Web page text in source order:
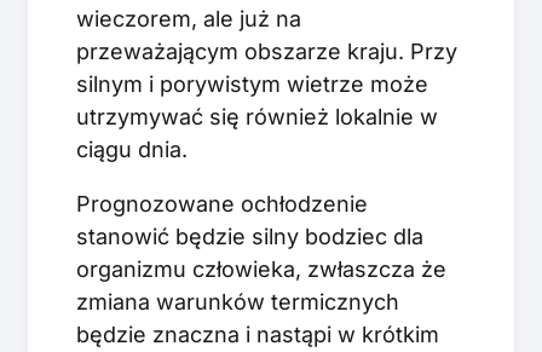
wieczorem, ale już na
przeważającym obszarze kraju. Przy
silnym i porywistym wietrze może
utrzymywać się również lokalnie w
ciągu dnia.
Prognozowane ochłodzenie
stanowić będzie silny bodziec dla
organizmu człowieka, zwłaszcza że
zmiana warunków termicznych
będzie znaczna i nastąpi w krótkim